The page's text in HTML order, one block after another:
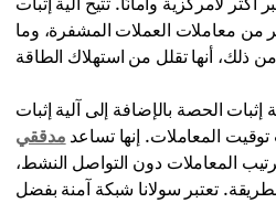
من معاملات العملات المشفرة، وما
إثبات الحصة بالإضافة إلى آلية إثبات
توقيت المعاملات. إنها تساعد مدققي
المعاملات دون التواصل النشط،
تعتبر سولانا شبكة آمنة بفضل